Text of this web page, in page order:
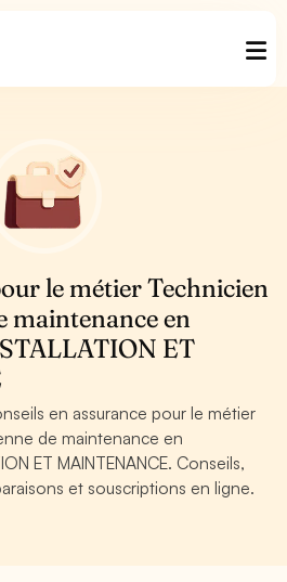
le métier Technicien
maintenance en
ET
en assurance pour le métier
de maintenance en
ET MAINTENANCE. Conseils,
et souscriptions en ligne.